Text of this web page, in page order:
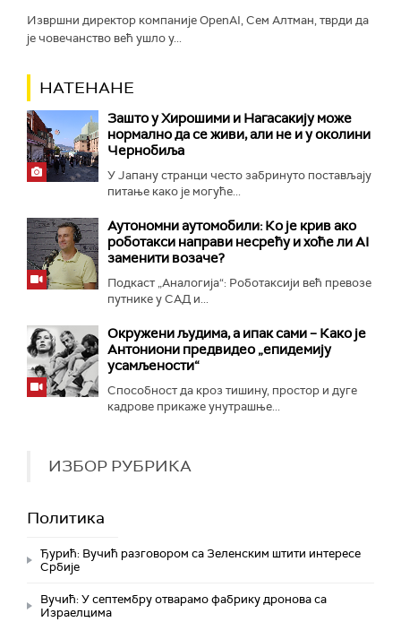
Извршни директор компаније OpenAI, Сем Алтман, тврди да
је човечанство већ ушло у...
НАТЕНАНЕ
Зашто у Хирошими и Нагасакију може
нормално да се живи, али не и у околини
Чернобиља
У Јапану странци често забринуто постављају
питање како је могуће...
Аутономни аутомобили: Ко је крив ако
роботакси направи несрећу и хоће ли AI
заменити возаче?
Подкаст „Аналогија“: Роботаксији већ превозе
путнике у САД и...
Окружени људима, а ипак сами – Како је
Антониони предвидео „епидемију
усамљености“
Способност да кроз тишину, простор и дуге
кадрове прикаже унутрашње...
ИЗБОР РУБРИКА
Политика
Ђурић: Вучић разговором са Зеленским штити интересе
Србије
Вучић: У септембру отварамо фабрику дронова са
Израелцима